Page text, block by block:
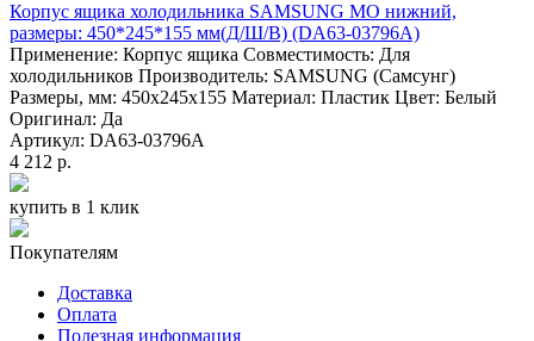
Корпус ящика холодильника SAMSUNG МО нижний,
размеры: 450*245*155 мм(Д/Ш/В) (DA63-03796A)
Применение: Корпус ящика Совместимость: Для
холодильников Производитель: SAMSUNG (Самсунг)
Размеры, мм: 450x245x155 Материал: Пластик Цвет: Белый
Оригинал: Да
Артикул: DA63-03796A
4 212 р.
купить в 1 клик
Покупателям
Доставка
Оплата
Полезная информация